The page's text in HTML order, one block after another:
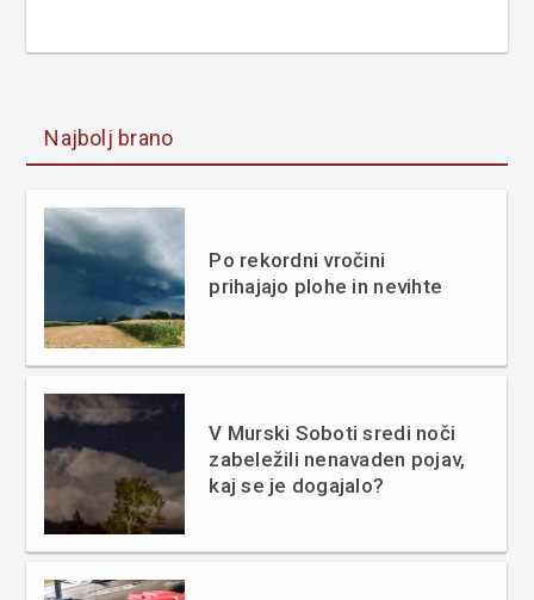
Najbolj brano
Po rekordni vročini
prihajajo plohe in nevihte
V Murski Soboti sredi noči
zabeležili nenavaden pojav,
kaj se je dogajalo?